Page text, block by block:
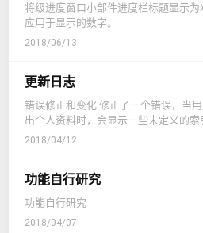
将级进度窗口小部件进度栏标题显示
应用于显示的数字。
2018/06/13
更新日志
错误修正和变化 修正了一个错误，当
出个人资料时，会显示一些未定义的索
2018/04/12
功能自行研究
功能自行研究
2018/04/07